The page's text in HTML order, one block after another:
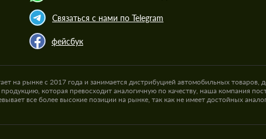
Связаться с нами по Telegram
фейсбук
на рынке с 2017 года и занимается дистрибуцией автомобильных
которая превосходит аналогичную по качеству, наша компания
все более высокие позиции на рынке, так как не имеет достойных